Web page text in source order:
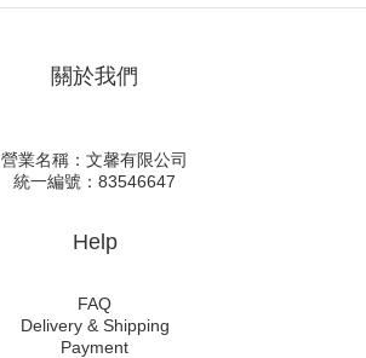
關於我們
營業名稱：文馨有限公司
統一編號：83546647
Help
FAQ
Delivery & Shipping
Payment